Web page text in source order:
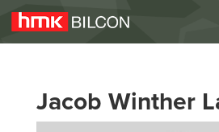
Jacob Winther